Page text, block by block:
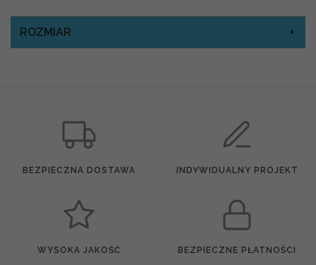
ROZMIAR
BEZPIECZNA DOSTAWA INDYWIDUALNY PROJEKT
WYSOKA JAKOŚĆ BEZPIECZNE PŁATNOŚCI